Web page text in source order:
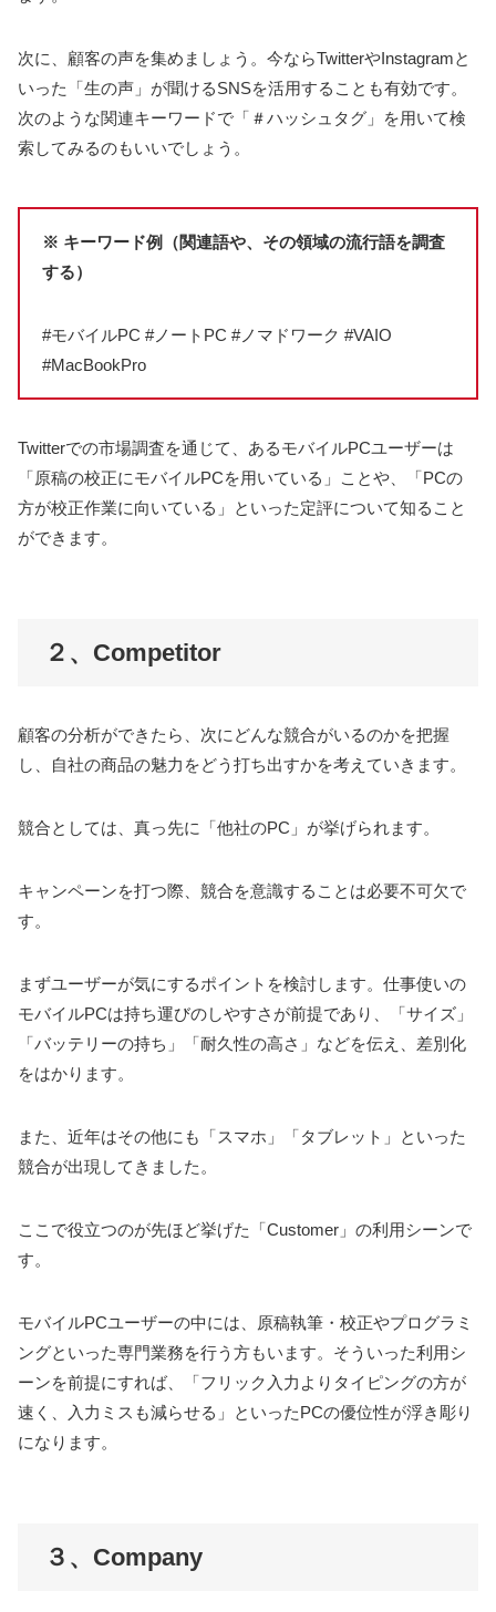
次に、顧客の声を集めましょう。今ならTwitterやInstagramと
いった「生の声」が聞けるSNSを活用することも有効です。
次のような関連キーワードで「＃ハッシュタグ」を用いて検
索してみるのもいいでしょう。
※ キーワード例（関連語や、その領域の流行語を調査
する）
#モバイルPC #ノートPC #ノマドワーク #VAIO
#MacBookPro
Twitterでの市場調査を通じて、あるモバイルPCユーザーは
「原稿の校正にモバイルPCを用いている」ことや、「PCの
方が校正作業に向いている」といった定評について知ること
ができます。
２、Competitor
顧客の分析ができたら、次にどんな競合がいるのかを把握
し、自社の商品の魅力をどう打ち出すかを考えていきます。
競合としては、真っ先に「他社のPC」が挙げられます。
キャンペーンを打つ際、競合を意識することは必要不可欠で
す。
まずユーザーが気にするポイントを検討します。仕事使いの
モバイルPCは持ち運びのしやすさが前提であり、「サイズ」
「バッテリーの持ち」「耐久性の高さ」などを伝え、差別化
をはかります。
また、近年はその他にも「スマホ」「タブレット」といった
競合が出現してきました。
ここで役立つのが先ほど挙げた「Customer」の利用シーンで
す。
モバイルPCユーザーの中には、原稿執筆・校正やプログラミ
ングといった専門業務を行う方もいます。そういった利用シ
ーンを前提にすれば、「フリック入力よりタイピングの方が
速く、入力ミスも減らせる」といったPCの優位性が浮き彫り
になります。
３、Company